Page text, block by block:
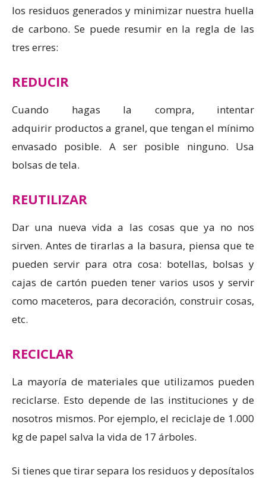
los residuos generados y minimizar nuestra huella
de carbono. Se puede resumir en la regla de las
tres erres:
REDUCIR
Cuando hagas la compra, intentar
adquirir productos a granel, que tengan el mínimo
envasado posible. A ser posible ninguno. Usa
bolsas de tela.
REUTILIZAR
Dar una nueva vida a las cosas que ya no nos
sirven. Antes de tirarlas a la basura, piensa que te
pueden servir para otra cosa: botellas, bolsas y
cajas de cartón pueden tener varios usos y servir
como maceteros, para decoración, construir cosas,
etc.
RECICLAR
La mayoría de materiales que utilizamos pueden
reciclarse. Esto depende de las instituciones y de
nosotros mismos. Por ejemplo, el reciclaje de 1.000
kg de papel salva la vida de 17 árboles.
Si tienes que tirar separa los residuos y deposítalos